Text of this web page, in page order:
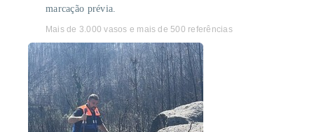
marcação prévia.
Mais de 3.000 vasos e mais de 500 referências